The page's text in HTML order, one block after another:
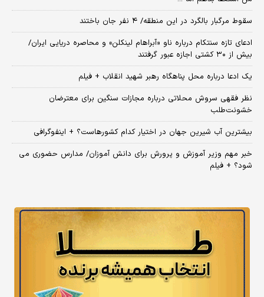
سقوط مرگبار بالگرد در این منطقه/ ۴ نفر جان باختند
ادعای تازه سنتکام درباره ناو «آبراهام لینکلن» و محاصره دریایی ایران/
بیش از ۳۰ کشتی اجازه عبور گرفتند
یک ادعا درباره محل پناهگاه‌ رهبر شهید انقلاب + فیلم
نظر فقهی سروش محلاتی درباره مجازات سنگین برای معترضان
خشونت‌طلب
بیشترین آب شیرین جهان در اختیار کدام کشورهاست؟ + اینفوگرافی
خبر مهم وزیر آموزش و پرورش برای دانش آموزان/ مدارس حضوری می
شود؟ + فیلم